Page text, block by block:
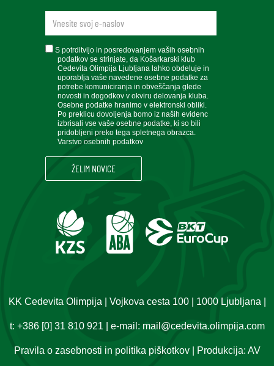
newsletteremail
soglasje
S potrditvijo in posredovanjem vaših osebnih
podatkov se strinjate, da Košarkarski klub
Cedevita Olimpija Ljubljana lahko obdeluje in
uporablja vaše navedene osebne podatke za
potrebe komuniciranja in obveščanja glede
novosti in dogodkov v okviru delovanja kluba.
Osebne podatke hranimo v elektronski obliki.
Po preklicu dovoljenja bomo iz naših evidenc
izbrisali vse vaše osebne podatke, ki so bili
pridobljeni preko tega spletnega obrazca.
Varstvo osebnih podatkov
KK Cedevita Olimpija | Vojkova cesta 100 | 1000 Ljubljana |
t: +386 [0] 31 810 921 | e-mail: mail@cedevita.olimpija.com
Pravila o zasebnosti in politika piškotkov| Produkcija: AV